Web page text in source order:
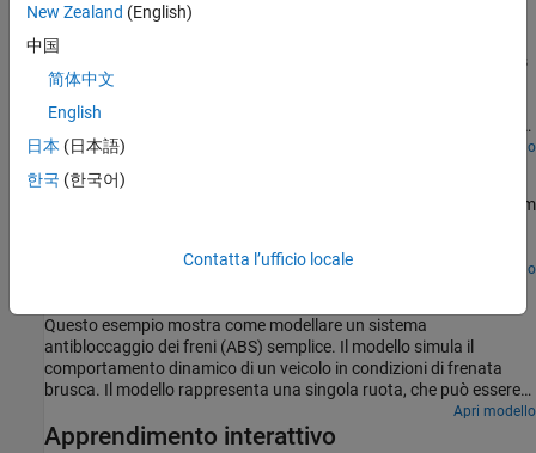
Simulation of Bouncing Ball
Uses two models of a bouncing ball to show different approaches
to modeling hybrid dynamic systems with Zeno behavior. Zeno
behavior is informally characterized by an infinite number of
events occurring in a finite time interval for certain hybrid systems.
As the ball loses energy, the ball collides with the ground in
successively smaller intervals of time.
Apri modello
Thermal Model of a House
Use Simulink® to create the thermal model of a house. This system
Apri modello
Questo esempio mostra come modellare un sistema
antibloccaggio dei freni (ABS) semplice. Il modello simula il
comportamento dinamico di un veicolo in condizioni di frenata
brusca. Il modello rappresenta una singola ruota, che può essere
replicata più volte per creare un modello di veicolo a più ruote.Apri modello
Apprendimento interattivo
New Zealand (English)
中国
简体中文
English
日本 (日本語)
한국 (한국어)
Contatta l’ufficio locale